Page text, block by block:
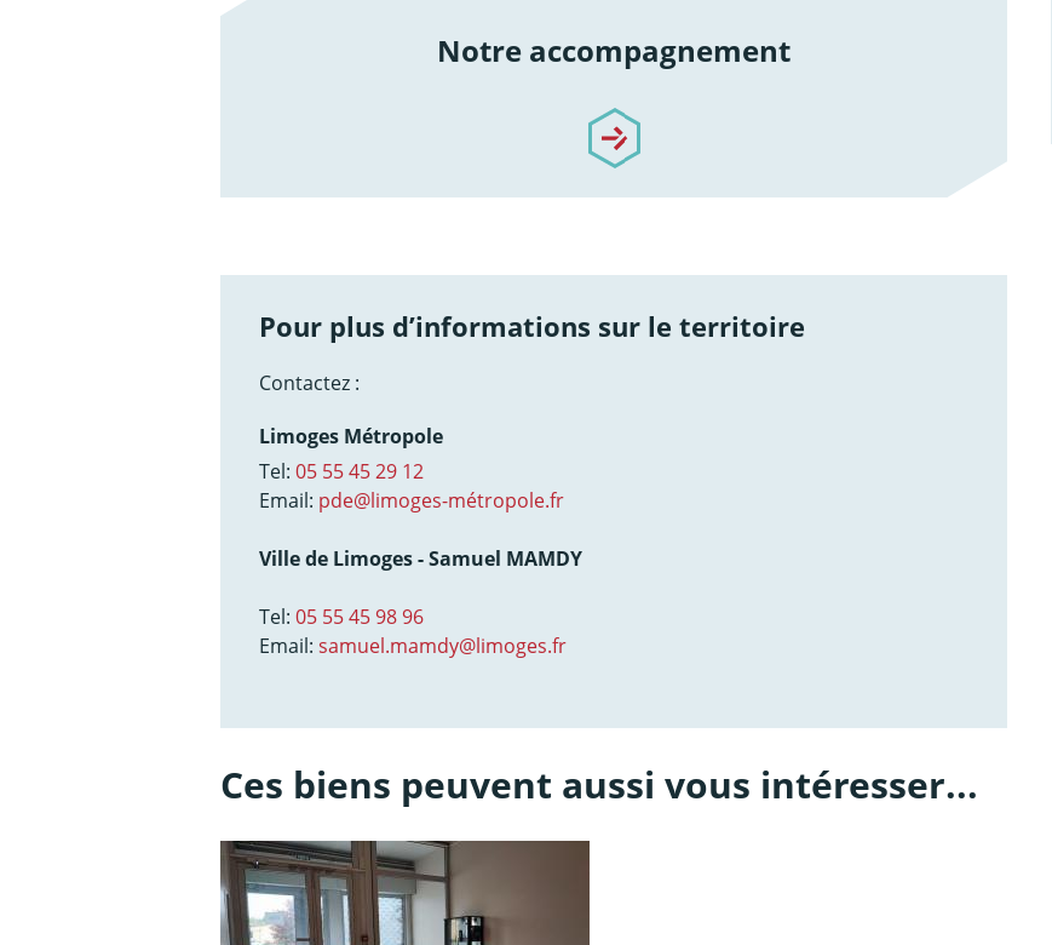
Notre accompagnement
/notre-accompagnement
Pour plus d’informations sur le territoire
Contactez :
Limoges Métropole
Tel: 05 55 45 29 12
Email: pde@limoges-métropole.fr
Ville de Limoges - Samuel MAMDY
Tel: 05 55 45 98 96
Email: samuel.mamdy@limoges.fr
Ces biens peuvent aussi vous intéresser...